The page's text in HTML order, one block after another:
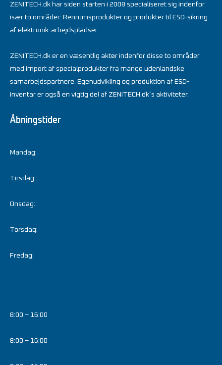
ZENITECH.dk har siden starten i 2008 specialiseret sig indenfor
især to områder: Renrumsprodukter og produkter til ESD-sikring
af elektronik-arbejdspladser.
ZENITECH.dk er en væsentlig aktør indenfor disse to områder
med import af specialprodukter fra mange udenlandske
samarbejdspartnere. Egenudvikling og produktion af ESD-
inventar er også en vigtig del af ZENITECH.dk’s aktiviteter.
Åbningstider
Mandag:
Tirsdag:
Onsdag:
Torsdag:
Fredag:
8:00 – 16:00
8:00 – 16:00